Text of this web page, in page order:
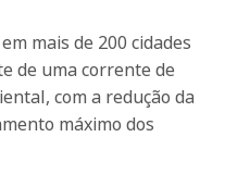
mais de 200 cidades
de uma corrente de
com a redução da
máximo dos